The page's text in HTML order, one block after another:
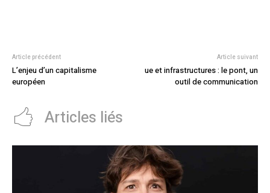
Article précédent
L’enjeu d’un capitalisme
européen
Article suivant
ue et infrastructures : le pont, un
outil de communication
Articles liés